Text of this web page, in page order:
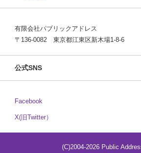
有限会社パブリックアドレス
〒136-0082 東京都江東区新木場1-8-6
公式SNS
Facebook
X(旧Twitter）
(C)2004-2026 Public